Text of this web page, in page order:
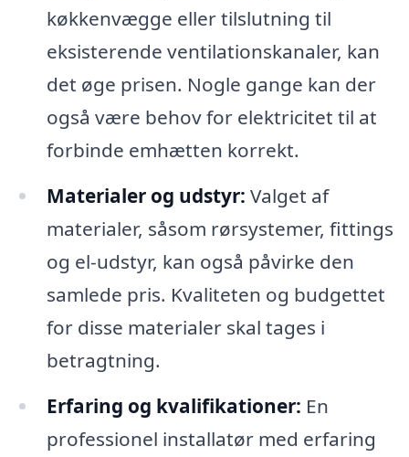
køkkenvægge eller tilslutning til
eksisterende ventilationskanaler, kan
det øge prisen. Nogle gange kan der
også være behov for elektricitet til at
forbinde emhætten korrekt.
Materialer og udstyr: Valget af
materialer, såsom rørsystemer, fittings
og el-udstyr, kan også påvirke den
samlede pris. Kvaliteten og budgettet
for disse materialer skal tages i
betragtning.
Erfaring og kvalifikationer: En
professionel installatør med erfaring